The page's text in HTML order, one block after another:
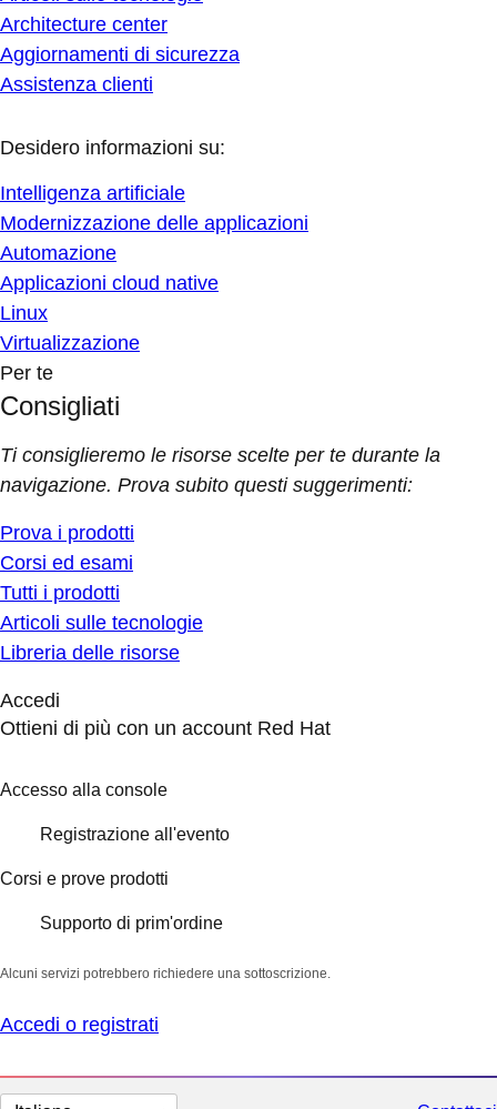
Architecture center
Aggiornamenti di sicurezza
Assistenza clienti
Desidero informazioni su:
Intelligenza artificiale
Modernizzazione delle applicazioni
Automazione
Applicazioni cloud native
Linux
Virtualizzazione
Per te
Consigliati
Ti consiglieremo le risorse scelte per te durante la
navigazione. Prova subito questi suggerimenti:
Prova i prodotti
Corsi ed esami
Tutti i prodotti
Articoli sulle tecnologie
Libreria delle risorse
Accedi
Ottieni di più con un account Red Hat
Accesso alla console
Registrazione all'evento
Corsi e prove prodotti
Supporto di prim'ordine
Alcuni servizi potrebbero richiedere una sottoscrizione.
Accedi o registrati